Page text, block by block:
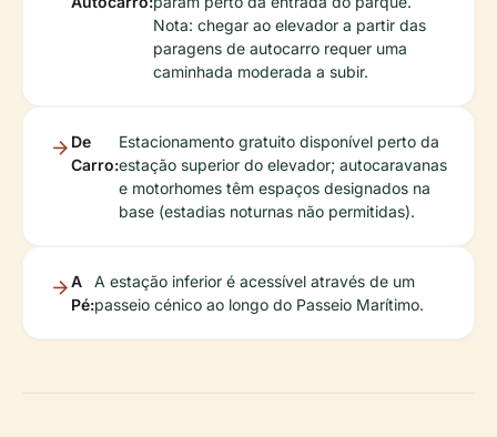
Nota: chegar ao elevador a partir das
paragens de autocarro requer uma
caminhada moderada a subir.
De
Carro:
Estacionamento gratuito disponível perto da
estação superior do elevador; autocaravanas
e motorhomes têm espaços designados na
base (estadias noturnas não permitidas).
A
Pé:
A estação inferior é acessível através de um
passeio cénico ao longo do Passeio Marítimo.